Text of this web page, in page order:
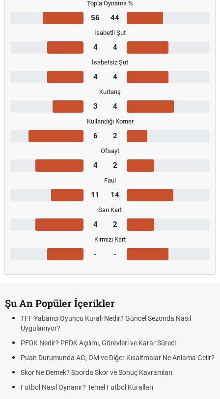
Topla Oynama %
56 44
İsabetli Şut
4 4
İsabetsiz Şut
4 4
Kurtarış
3 4
Kullandığı Korner
6 2
Ofsayt
4 2
Faul
11 14
Sarı Kart
4 2
Kırmızı Kart
- -
Şu An Popüler İçerikler
TFF Yabancı Oyuncu Kuralı Nedir? Güncel Sezonda Nasıl
Uygulanıyor?
PFDK Nedir? PFDK Açılımı, Görevleri ve Karar Süreci
Puan Durumunda AG, OM ve Diğer Kısaltmalar Ne Anlama Gelir?
Skor Ne Demek? Sporda Skor ve Sonuç Kavramları
Futbol Nasıl Oynanır? Temel Futbol Kuralları